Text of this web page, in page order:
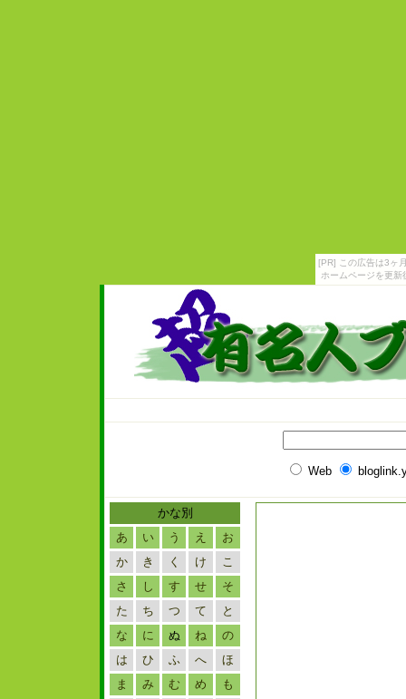
[PR] この広告は3ヶ
ホームページを更
Web
かな別
あ
い う え
お
か
き く け
こ
さ
し す せ
そ
た
ち つ て
と
な
に ぬ ね
の
は
ひ ふ へ
ほ
ま
み む め
も